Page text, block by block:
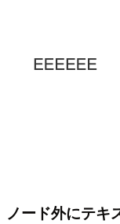
ノード外にテキ